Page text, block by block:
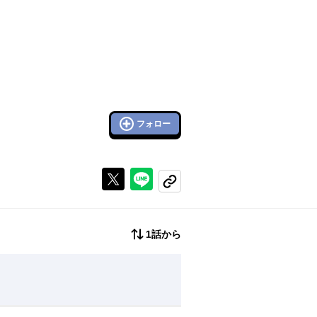
フォロー
Xで投稿するラインでシェアする
コピーする
1話から